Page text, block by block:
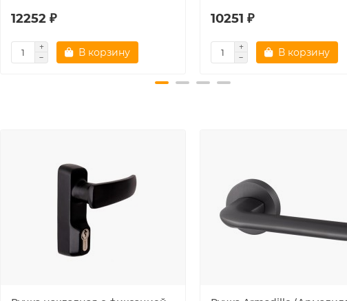
12252 ₽
В корзину
10251 ₽
В корзину